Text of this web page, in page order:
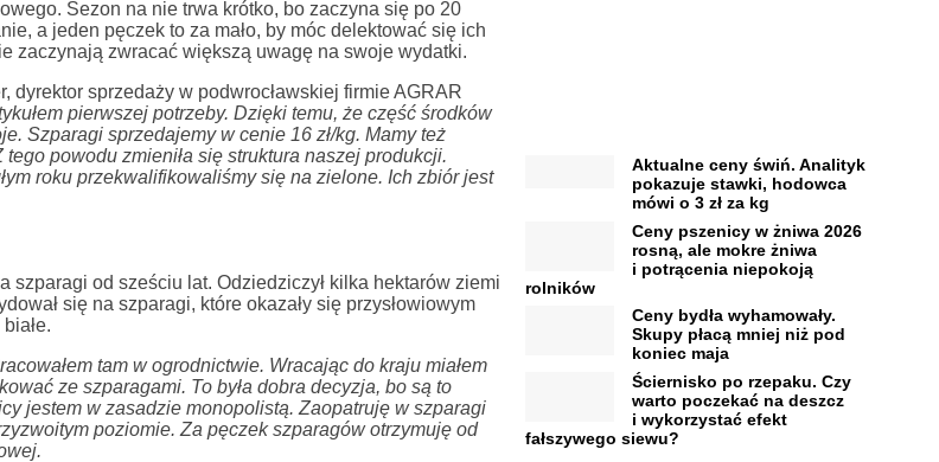
Sezon na nie trwa krótko, bo zaczyna się po 20
a jeden pęczek to za mało, by móc delektować się ich
zaczynają zwracać większą uwagę na swoje wydatki.
dyrektor sprzedaży w podwrocławskiej firmie AGRAR
pierwszej potrzeby. Dzięki temu, że część środków
Szparagi sprzedajemy w cenie 16 zł/kg. Mamy też
powodu zmieniła się struktura naszej produkcji.
roku przekwalifikowaliśmy się na zielone. Ich zbiór jest
od sześciu lat. Odziedziczył kilka hektarów ziemi
się na szparagi, które okazały się przysłowiowym
tam w ogrodnictwie. Wracając do kraju miałem
ze szparagami. To była dobra decyzja, bo są to
jestem w zasadzie monopolistą. Zaopatruję w szparagi
poziomie. Za pęczek szparagów otrzymuję od
Aktualne ceny świń. Analityk
pokazuje stawki, hodowca
mówi o 3 zł za kg
Ceny pszenicy w żniwa 2026
rosną, ale mokre żniwa
i potrącenia niepokoją
rolników
Ceny bydła wyhamowały.
Skupy płacą mniej niż pod
koniec maja
Ściernisko po rzepaku. Czy
warto poczekać na deszcz
i wykorzystać efekt
fałszywego siewu?